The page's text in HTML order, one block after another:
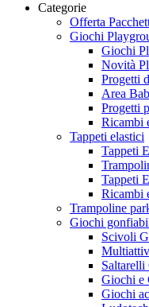
Categorie
Offerta
Giochi
Giochi
Novità
Progetti
Area
Progetti
Ricambi
Tappeti elastici
Tappeti
Tappeti
Ricambi
Trampoline
Giochi
Scivoli
Giochi e
Giochi